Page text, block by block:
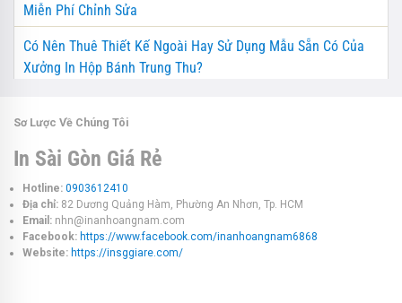
Miễn Phí Chỉnh Sửa
Có Nên Thuê Thiết Kế Ngoài Hay Sử Dụng Mẫu Sẵn Có Của
Xưởng In Hộp Bánh Trung Thu?
Sơ Lược Về Chúng Tôi
In Sài Gòn Giá Rẻ
Hotline: 0903612410
Địa chỉ: 82 Dương Quảng Hàm, Phường An Nhơn, Tp. HCM
Email: nhn@inanhoangnam.com
Facebook: https://www.facebook.com/inanhoangnam6868
Website: https://insggiare.com/